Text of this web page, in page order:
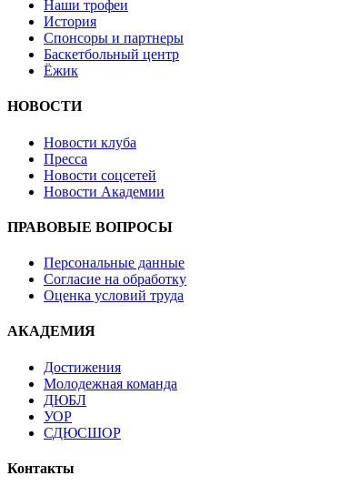
Наши трофеи
История
Спонсоры и партнеры
Баскетбольный центр
Ёжик
НОВОСТИ
Новости клуба
Пресса
Новости соцсетей
Новости Академии
ПРАВОВЫЕ ВОПРОСЫ
Персональные данные
Согласие на обработку
Оценка условий труда
АКАДЕМИЯ
Достижения
Молодежная команда
ДЮБЛ
УОР
СДЮСШОР
Контакты